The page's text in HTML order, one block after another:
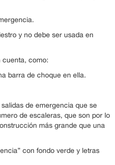
y no debe ser usada en
cuenta, como:
barra de choque en ella.
de emergencia que se
de escaleras, que son por lo
más grande que una
con fondo verde y letras